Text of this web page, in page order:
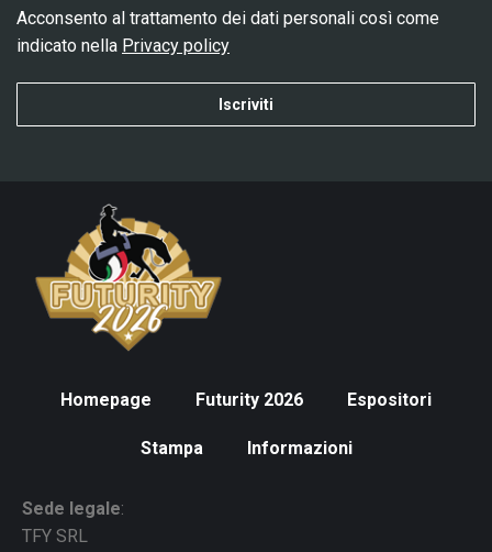
Acconsento al trattamento dei dati personali così come
indicato nella Privacy policy
Iscriviti
Homepage Futurity 2026 Espositori
Stampa Informazioni
Sede legale:
TFY SRL